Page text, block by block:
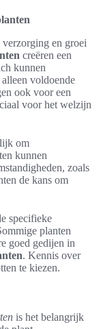
en groei
creëren een
kunnen
voldoende
ook voor een
voor het welzijn
om
kunnen
zoals
de kans om
specifieke
planten
goed gedijen in
. Kennis over
te kiezen.
is het belangrijk